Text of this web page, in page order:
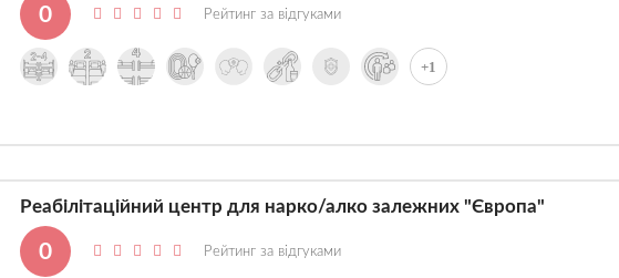
0 Рейтинг за відгуками
+1
Реабілітаційний центр для нарко/алко залежних "Європа"
0 Рейтинг за відгуками